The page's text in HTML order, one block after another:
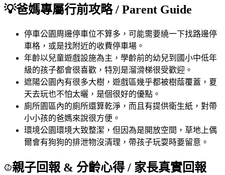
💡爸媽專屬行前攻略 / Parent Guide
停車公園周邊停車位不算多，可能需要繞一下找路邊停
車格，或是找附近的收費停車場。
年齡以兒童遊戲設施為主，學齡前的幼兒到國小中低年
級的孩子都會很喜歡，特別是溜滑梯很受歡迎。
遮陽公園內有很多大樹，遊戲區幾乎都被樹蔭覆蓋，夏
天去玩也不怕太曬，是個很好的優點。
廁所園區內的廁所還算乾淨，而且有提供衛生紙，對帶
小小孩的爸媽來說很方便。
環境公園環境大致整潔，但因為是開放空間，草地上偶
爾會有狗狗的排泄物沒清理，帶孩子玩耍時要留意。
親子回報 & 分齡心得 / 家長真實回報